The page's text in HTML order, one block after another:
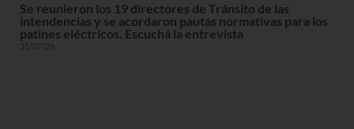
Se reunieron los 19 directores de Tránsito de las
intendencias y se acordaron pautas normativas para los
patines eléctricos. Escuchá la entrevista
31/07/26